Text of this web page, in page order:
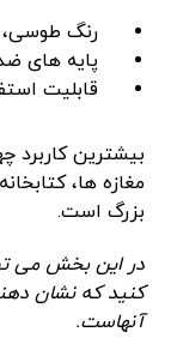
رنگ طوسی،
پایه های
قابلیت
مغازه ها،
بزرگ است.
در این بخش می
کنید که نشان
آنهاست.